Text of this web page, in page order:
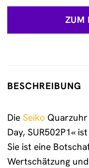
ZUM
BESCHREIBUNG
Die Seiko
Day, SUR502P1«
Sie ist eine
Wertschätzung